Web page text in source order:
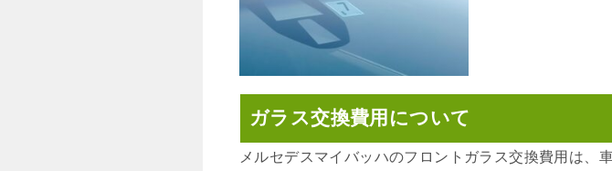
ガラス交換費用について
メルセデスマイバッハのフロントガラス交換費用は